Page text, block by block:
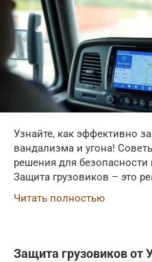
Узнайте, как эффективно
вандализма и угона!
решения для безопасности
Защита грузовиков – это
Читать полностью
Защита грузовиков от